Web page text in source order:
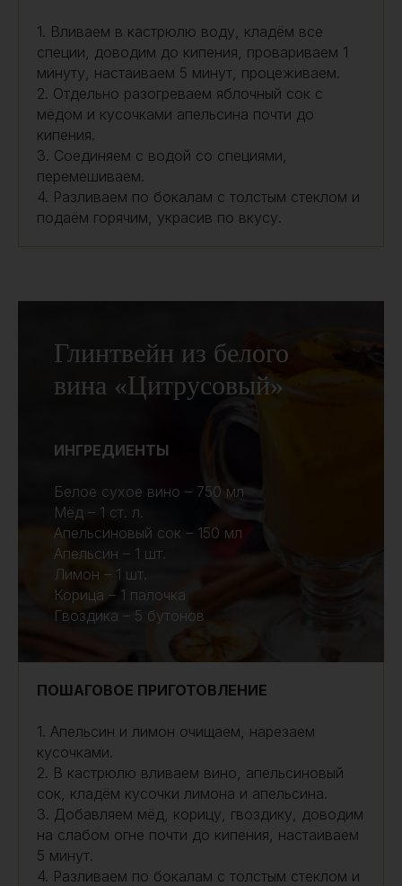
1. Вливаем в кастрюлю воду, кладём все
специи, доводим до кипения, провариваем 1
минуту, настаиваем 5 минут, процеживаем.
2. Отдельно разогреваем яблочный сок с
мёдом и кусочками апельсина почти до
кипения.
3. Соединяем с водой со специями,
перемешиваем.
4. Разливаем по бокалам с толстым стеклом и
подаём горячим, украсив по вкусу.
Глинтвейн из белого
вина «Цитрусовый»
ИНГРЕДИЕНТЫ
Белое сухое вино – 750 мл
Мёд – 1 ст. л.
Апельсиновый сок – 150 мл
Апельсин – 1 шт.
Лимон – 1 шт.
Корица – 1 палочка
Гвоздика – 5 бутонов
ПОШАГОВОЕ ПРИГОТОВЛЕНИЕ
1. Апельсин и лимон очищаем, нарезаем
кусочками.
2. В кастрюлю вливаем вино, апельсиновый
сок, кладём кусочки лимона и апельсина.
3. Добавляем мёд, корицу, гвоздику, доводим
на слабом огне почти до кипения, настаиваем
5 минут.
4. Разливаем по бокалам с толстым стеклом и